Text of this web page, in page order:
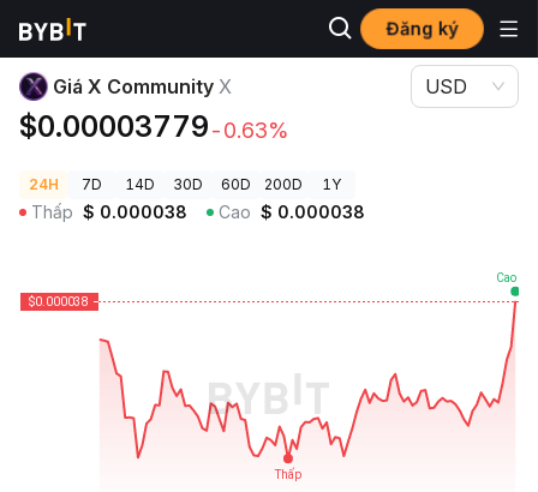
Đăng ký
Giá Tiền Điện Tử
Giá X Community X
$0.00003779-0.63%
USD
24H 7D 14D 30D 60D 200D 1Y
Thấp $ 0.000038 Cao $ 0.000038